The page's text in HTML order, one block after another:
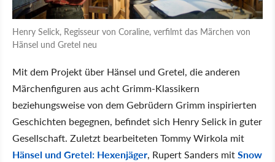
Henry Selick, Regisseur von Coraline, verfilmt das Märchen von
Hänsel und Gretel neu
Mit dem Projekt über Hänsel und Gretel, die anderen
Märchenfiguren aus acht Grimm-Klassikern
beziehungsweise von dem Gebrüdern Grimm inspirierten
Geschichten begegnen, befindet sich Henry Selick in guter
Gesellschaft. Zuletzt bearbeiteten Tommy Wirkola mit
Hänsel und Gretel: Hexenjäger, Rupert Sanders mitSnow